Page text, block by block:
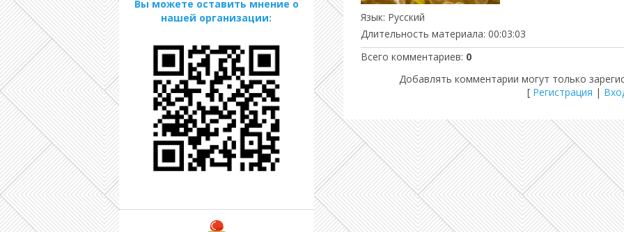
Язык: Русский
Длительность материала: 00:03:03
Всего комментариев: 0
Добавлять комментарии могут только
[ Регистрация |
Вы можете оставить мнение о
нашей организации: